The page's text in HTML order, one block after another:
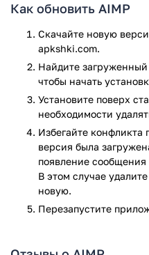
Как обновить AIMP
Скачайте новую
apkshki.com.
Найдите
чтобы начать
Установите поверх
необходимости
Избегайте
версия была
появление
В этом случае
новую.
Перезапустите